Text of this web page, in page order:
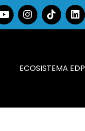
ECOSISTEMA EDP